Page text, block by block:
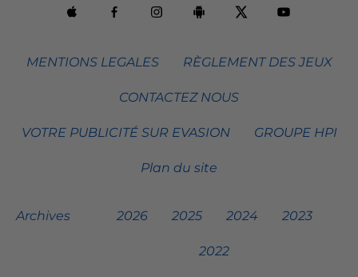
MENTIONS LEGALES RÈGLEMENT DES JEUX
CONTACTEZ NOUS
VOTRE PUBLICITÉ SUR EVASION GROUPE HPI
Plan du site
Archives 2026 2025 2024 2023
2022